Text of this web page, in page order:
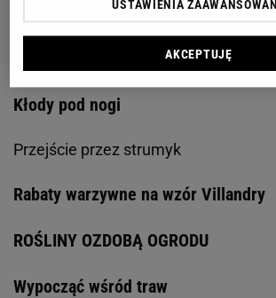
Kłody pod nogi
Przejście przez strumyk
Rabaty warzywne na wzór Villandry
ROŚLINY OZDOBĄ OGRODU
Wypocząć wśród traw
USTAWIENIA
AKCEPTUJĘ